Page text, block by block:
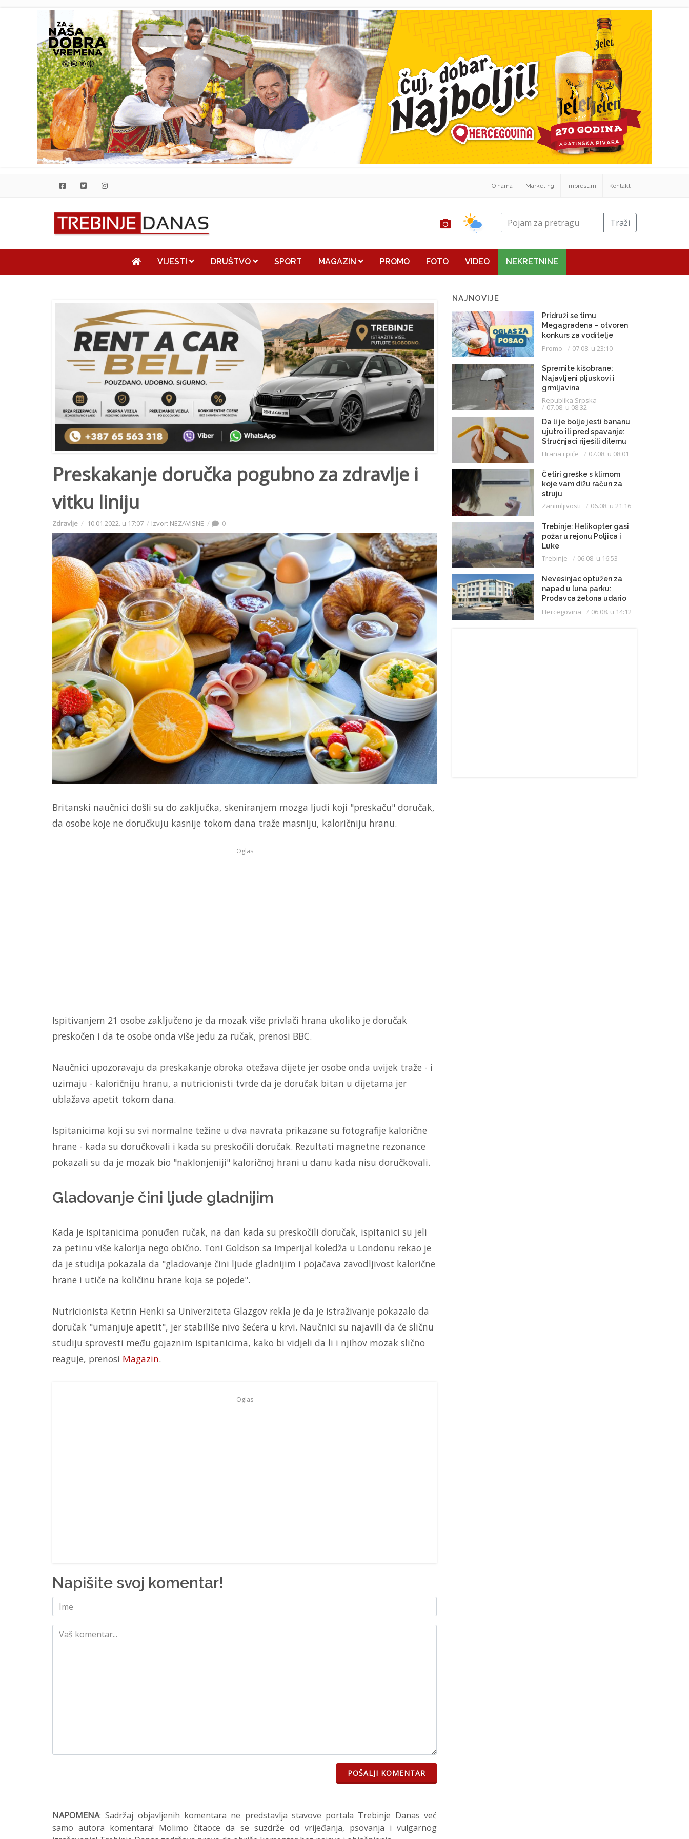
O nama Marketing Impresum Kontakt
Traži
VIJESTI DRUŠTVO SPORT MAGAZIN PROMO FOTO VIDEO NEKRETNINE
Preskakanje doručka pogubno za zdravlje i
vitku liniju
Zdravlje 10.01.2022. u 17:07 Izvor: NEZAVISNE 0
Britanski naučnici došli su do zaključka, skeniranjem mozga ljudi koji "preskaču" doručak,
da osobe koje ne doručkuju kasnije tokom dana traže masniju, kaloričniju hranu.
Oglas
Ispitivanjem 21 osobe zaključeno je da mozak više privlači hrana ukoliko je doručak
preskočen i da te osobe onda više jedu za ručak, prenosi BBC.
Naučnici upozoravaju da preskakanje obroka otežava dijete jer osobe onda uvijek traže - i
uzimaju - kaloričniju hranu, a nutricionisti tvrde da je doručak bitan u dijetama jer
ublažava apetit tokom dana.
Ispitanicima koji su svi normalne težine u dva navrata prikazane su fotografije kalorične
hrane - kada su doručkovali i kada su preskočili doručak. Rezultati magnetne rezonance
pokazali su da je mozak bio "naklonjeniji" kaloričnoj hrani u danu kada nisu doručkovali.
Gladovanje čini ljude gladnijim
Kada je ispitanicima ponuđen ručak, na dan kada su preskočili doručak, ispitanici su jeli
za petinu više kalorija nego obično. Toni Goldson sa Imperijal koledža u Londonu rekao je
da je studija pokazala da "gladovanje čini ljude gladnijim i pojačava zavodljivost kalorične
hrane i utiče na količinu hrane koja se pojede".
Nutricionista Ketrin Henki sa Univerziteta Glazgov rekla je da je istraživanje pokazalo da
doručak "umanjuje apetit", jer stabiliše nivo šećera u krvi. Naučnici su najavili da će sličnu
studiju sprovesti među gojaznim ispitanicima, kako bi vidjeli da li i njihov mozak slično
reaguje, prenosi Magazin.
Oglas
Napišite svoj komentar!
POŠALJI KOMENTAR
NAPOMENA: Sadržaj objavljenih komentara ne predstavlja stavove portala Trebinje Danas već
samo autora komentara! Molimo čitaoce da se suzdrže od vrijeđanja, psovanja i vulgarnog
NAJNOVIJE
Pridruži se timu
Megagradena – otvoren
konkurs za voditelje
gradilišta
Promo 07.08. u 23:10
Spremite kišobrane:
Najavljeni pljuskovi i
grmljavina
Republika Srpska
07.08. u 08:32
Da li je bolje jesti bananu
ujutro ili pred spavanje:
Stručnjaci riješili dilemu
Hrana i piće 07.08. u 08:01
Četiri greške s klimom
koje vam dižu račun za
struju
Zanimljivosti 06.08. u 21:16
Trebinje: Helikopter gasi
požar u rejonu Poljica i
Luke
Trebinje 06.08. u 16:53
Nevesinjac optužen za
napad u luna parku:
Prodavca žetona udario
mikrofonom u glavu
Hercegovina 06.08. u 14:12